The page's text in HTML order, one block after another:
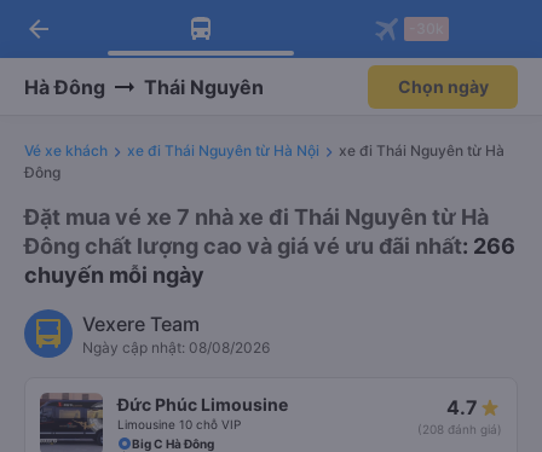
Tải app Vexere ngay!
Nhận ưu đãi thành viên độc
Mở app
Tải app Vexere
-30k/ghế khi đặt vé máy bay qua
Mở app
arrow_back
Hà Đông Thái Nguyên Chọn ngày
Vé xe khách xe đi Thái Nguyên từ Hà Nội
xe đi Thái Nguyên từ Hà
Đông
Đặt mua vé xe 7 nhà xe đi Thái Nguyên từ Hà
Đông chất lượng cao và giá vé ưu đãi nhất: 266
chuyến mỗi ngày
Vexere Team
Ngày cập nhật: 08/08/2026
Đức Phúc Limousine
Limousine 10 chỗ VIP
4.7
(208 đánh giá)
Big C Hà Đông